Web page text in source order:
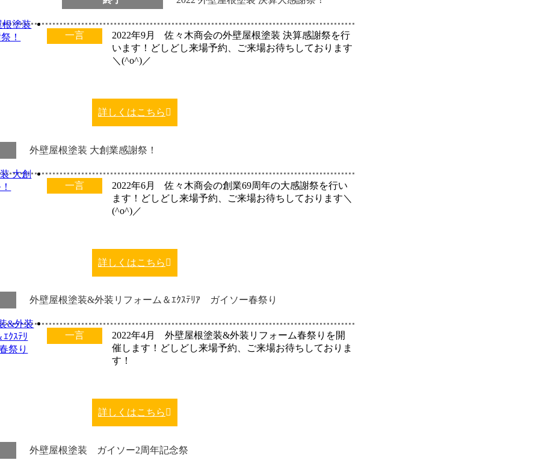
一言
2022年9月 佐々木商会の外壁屋根塗装 決算感謝祭を行
います！どしどし来場予約、ご来場お待ちしております
＼(^o^)／
詳しくはこちら
外壁屋根塗装 大創業感謝祭！
一言
2022年6月 佐々木商会の創業69周年の大感謝祭を行い
ます！どしどし来場予約、ご来場お待ちしております＼
(^o^)／
詳しくはこちら
外壁屋根塗装&外装リフォーム＆ｴｸｽﾃﾘｱ ガイソー春祭り
一言
2022年4月 外壁屋根塗装&外装リフォーム春祭りを開
催します！どしどし来場予約、ご来場お待ちしておりま
す！
詳しくはこちら
外壁屋根塗装 ガイソー2周年記念祭